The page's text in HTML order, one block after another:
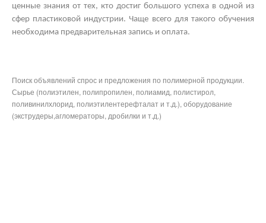
ценные знания от тех, кто достиг большого успеха в одной из
сфер пластиковой индустрии. Чаще всего для такого обучения
необходима предварительная запись и оплата.
Поиск объявлений спрос и предложения по полимерной продукции.
Сырье (полиэтилен, полипропилен, полиамид, полистирол,
поливинилхлорид, полиэтилентерефталат и т.д.), оборудование
(экструдеры,агломераторы, дробилки и т.д.)